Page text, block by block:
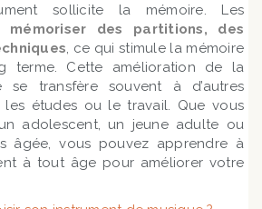
sollicite la mémoire. Les
mémoriser des partitions, des
, ce qui stimule la mémoire
Cette amélioration de la
se transfère souvent à d’autres
les études ou le travail. Que vous
adolescent, un jeune adulte ou
âgée, vous pouvez apprendre à
à tout âge pour améliorer votre